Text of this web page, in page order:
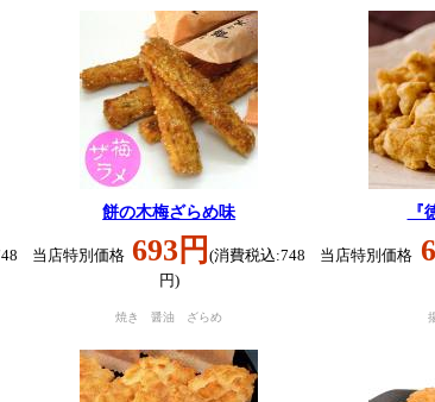
餅の木梅ざらめ味
当店特別価格 693円(消費税込:748
円)
焼き 醤油 ざらめ
『
当店特別価格